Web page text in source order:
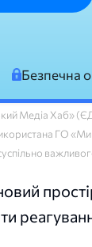
Безпечна
Медіа Хаб»
ГО